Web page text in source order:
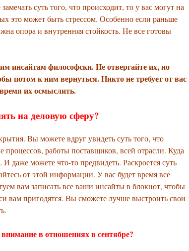
суть того, что происходит, то у вас могут на
это может быть стрессом. Особенно если раньше
опора и внутренняя стойкость. Не все готовы
инсайтам философски. Не отвергайте их, но
потом к ним вернуться. Никто не требует от вас
их осмыслить.
на деловую сферу?
Вы можете вдруг увидеть суть того, что
процессов, работы поставщиков, всей отрасли. Куда
даже можете что-то предвидеть. Раскроется суть
от этой информации. У вас будет время все
вам записать все ваши инсайты в блокнот, чтобы
вам пригодятся. Вы сможете лучше выстроить свои
в отношениях в сентябре?